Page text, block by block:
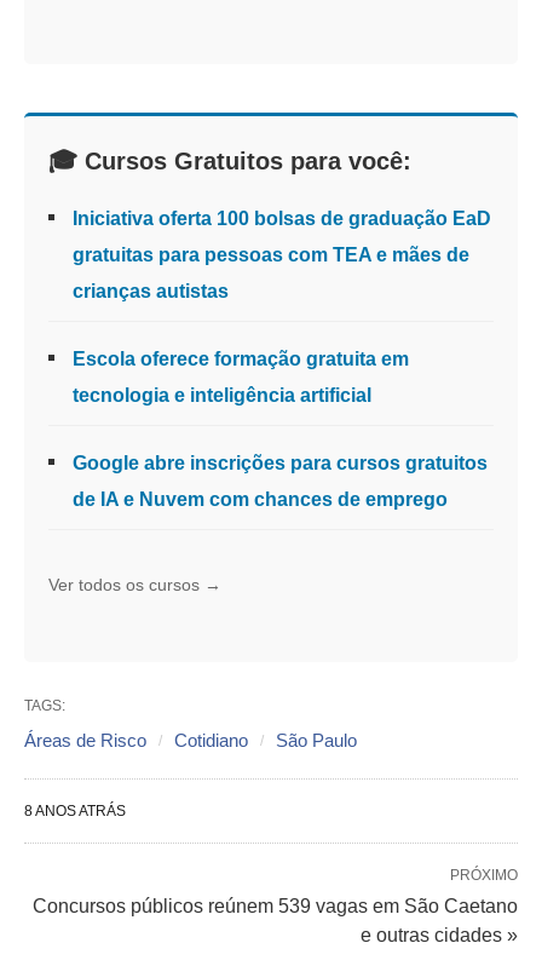
🎓 Cursos Gratuitos para você:
Iniciativa oferta 100 bolsas de graduação EaD
gratuitas para pessoas com TEA e mães de
crianças autistas
Escola oferece formação gratuita em
tecnologia e inteligência artificial
Google abre inscrições para cursos gratuitos
de IA e Nuvem com chances de emprego
Ver todos os cursos →
TAGS:
Áreas de Risco Cotidiano São Paulo
8 ANOS ATRÁS
PRÓXIMO
Concursos públicos reúnem 539 vagas em São Caetano
e outras cidades »